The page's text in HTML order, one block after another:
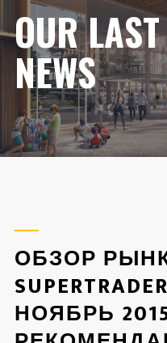
OUR LAST
NEWS
ОБЗОР
НОЯБРЬ